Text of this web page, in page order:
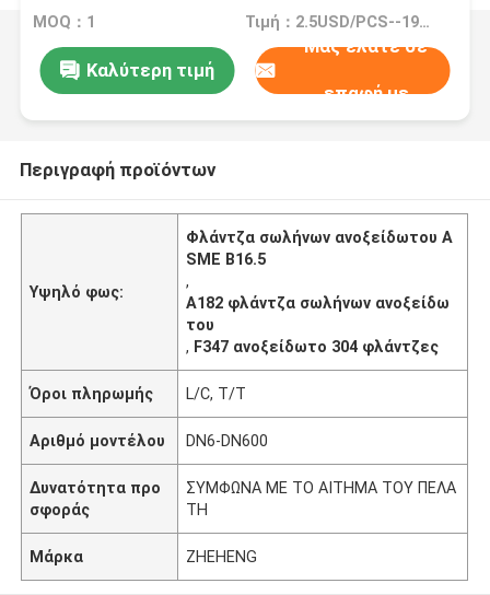
MOQ：1 Τιμή：2.5USD/PCS--195USD/PCS
Καλύτερη τιμή
Μας ελάτε σε
επαφή με
Περιγραφή προϊόντων
Υψηλό φως:
Φλάντζα σωλήνων ανοξείδωτου A
SME B16.5
,
A182 φλάντζα σωλήνων ανοξείδω
του
, F347 ανοξείδωτο 304 φλάντζες
Όροι πληρωμής L/C, T/T
Αριθμό μοντέλου DN6-DN600
Δυνατότητα προ
σφοράς
ΣΥΜΦΩΝΑ ΜΕ ΤΟ ΑΙΤΗΜΑ ΤΟΥ ΠΕΛΑ
ΤΗ
Μάρκα ZHEHENG